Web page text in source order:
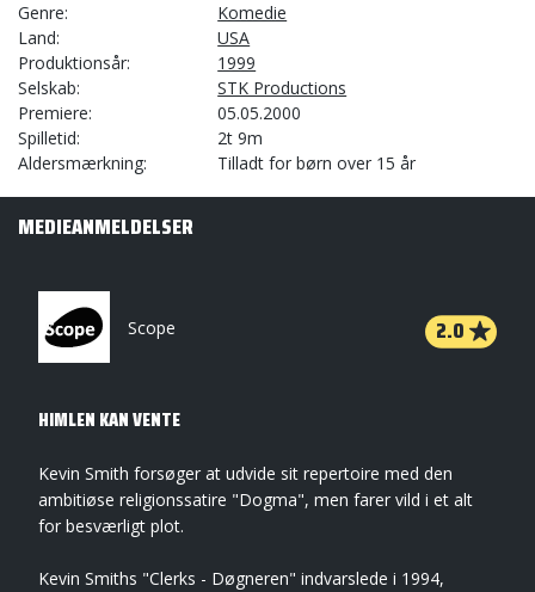
Genre
Komedie
Land
USA
Produktionsår
1999
Selskab
STK Productions
Premiere
05.05.2000
Spilletid
2t 9m
Aldersmærkning
Tilladt for børn over 15 år
MEDIEANMELDELSER
Scope 2.0
HIMLEN KAN VENTE
Kevin Smith forsøger at udvide sit repertoire med den
ambitiøse religionssatire "Dogma", men farer vild i et alt
for besværligt plot.
Kevin Smiths "Clerks - Døgneren" indvarslede i 1994,